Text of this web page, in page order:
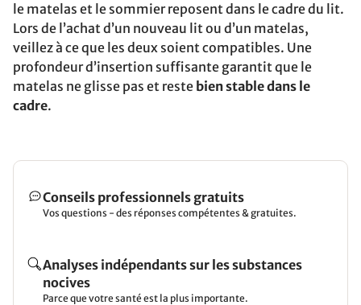
le matelas et le sommier reposent dans le cadre du lit.
Lors de l’achat d’un nouveau lit ou d’un matelas,
veillez à ce que les deux soient compatibles. Une
profondeur d’insertion suffisante garantit que le
matelas ne glisse pas et reste bien stable dans le
cadre.
Conseils professionnels gratuits
Vos questions - des réponses compétentes & gratuites.
Analyses indépendants sur les substances
nocives
Parce que votre santé est la plus importante.